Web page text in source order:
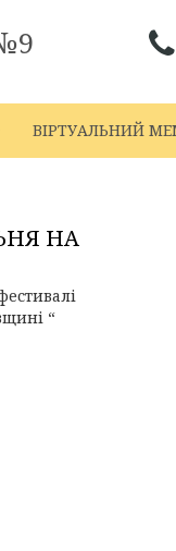
ВІРТУАЛЬНИЙ
НА
“